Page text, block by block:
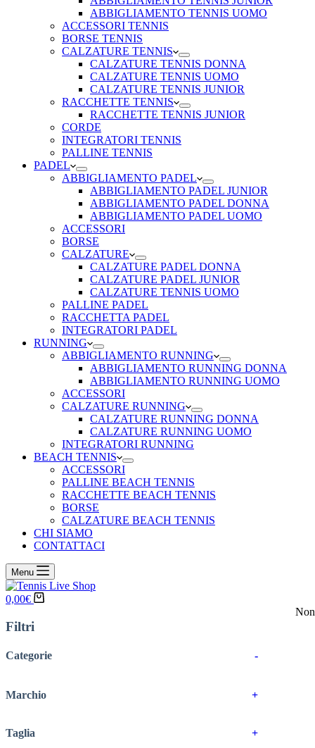
ABBIGLIAMENTO TENNIS UOMO
ACCESSORI TENNIS
BORSE TENNIS
CALZATURE TENNIS
CALZATURE TENNIS DONNA
CALZATURE TENNIS UOMO
CALZATURE TENNIS JUNIOR
RACCHETTE TENNIS
RACCHETTE TENNIS JUNIOR
CORDE
INTEGRATORI TENNIS
PALLINE TENNIS
PADEL
ABBIGLIAMENTO PADEL
ABBIGLIAMENTO PADEL JUNIOR
ABBIGLIAMENTO PADEL DONNA
ABBIGLIAMENTO PADEL UOMO
ACCESSORI
BORSE
CALZATURE
CALZATURE PADEL DONNA
CALZATURE PADEL JUNIOR
CALZATURE TENNIS UOMO
PALLINE PADEL
RACCHETTA PADEL
INTEGRATORI PADEL
RUNNING
ABBIGLIAMENTO RUNNING
ABBIGLIAMENTO RUNNING DONNA
ABBIGLIAMENTO RUNNING UOMO
ACCESSORI
CALZATURE RUNNING
CALZATURE RUNNING DONNA
CALZATURE RUNNING UOMO
INTEGRATORI RUNNING
BEACH TENNIS
ACCESSORI
PALLINE BEACH TENNIS
RACCHETTE BEACH TENNIS
BORSE
CALZATURE BEACH TENNIS
CHI SIAMO
CONTATTACI
Menu
Carrello
0,00€
Filtri
Categorie -
Marchio +
Taglia +